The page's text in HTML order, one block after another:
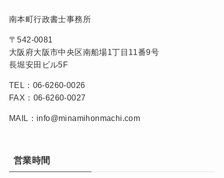
南本町行政書士事務所
〒542-0081
大阪府大阪市中央区南船場1丁目11番9号
長堀安田ビル5F
TEL：06-6260-0026
FAX：06-6260-0027
MAIL：info@minamihonmachi.com
営業時間